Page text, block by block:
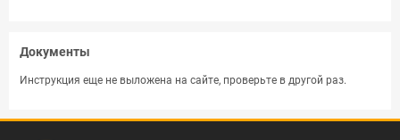
Документы
Инструкция еще не выложена на сайте, проверьте в другой раз.